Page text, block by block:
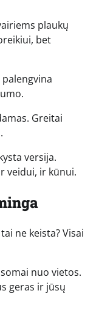
plaukų
bet
Greitai
versija.
veidui, ir kūnui.
ne keista? Visai
nuo vietos.
geras ir jūsų